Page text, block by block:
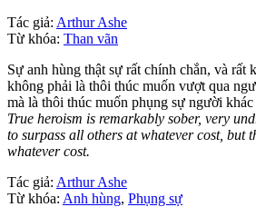
Tác giả: Arthur Ashe
Từ khóa: Than vãn
Sự anh hùng thật sự rất chính chắn, và
không phải là thôi thúc muốn vượt qua
mà là thôi thúc muốn phụng sự người
True heroism is remarkably sober, very
to surpass all others at whatever cost, but
whatever cost.
Tác giả: Arthur Ashe
Từ khóa: Anh hùng, Phụng sự